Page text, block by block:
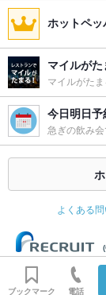
ホットペ
マイルがた
マイルがた
今日明日
急ぎの飲み
よくある
ブックマーク 電話